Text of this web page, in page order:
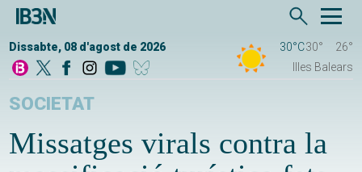
Dissabte, 08 d'agost de 2026 30°C30°
26°
Illes Balears
SOCIETAT
Missatges virals contra la